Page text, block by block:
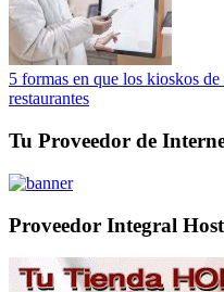
5 formas en que los kioskos
restaurantes
Tu Proveedor de
Proveedor Integral